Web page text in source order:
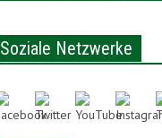
Soziale Netzwerke